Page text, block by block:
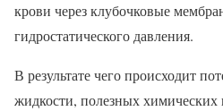
крови через клубочковые
гидростатического давления.
В результате чего происходит
жидкости, полезных химических